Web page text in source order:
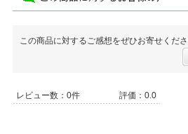
この商品に対するご感想をぜひお寄せくださ
レビュー数：0件 評価：0.0